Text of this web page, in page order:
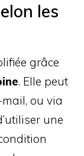
les
grâce
. Elle peut
mail, ou via
une